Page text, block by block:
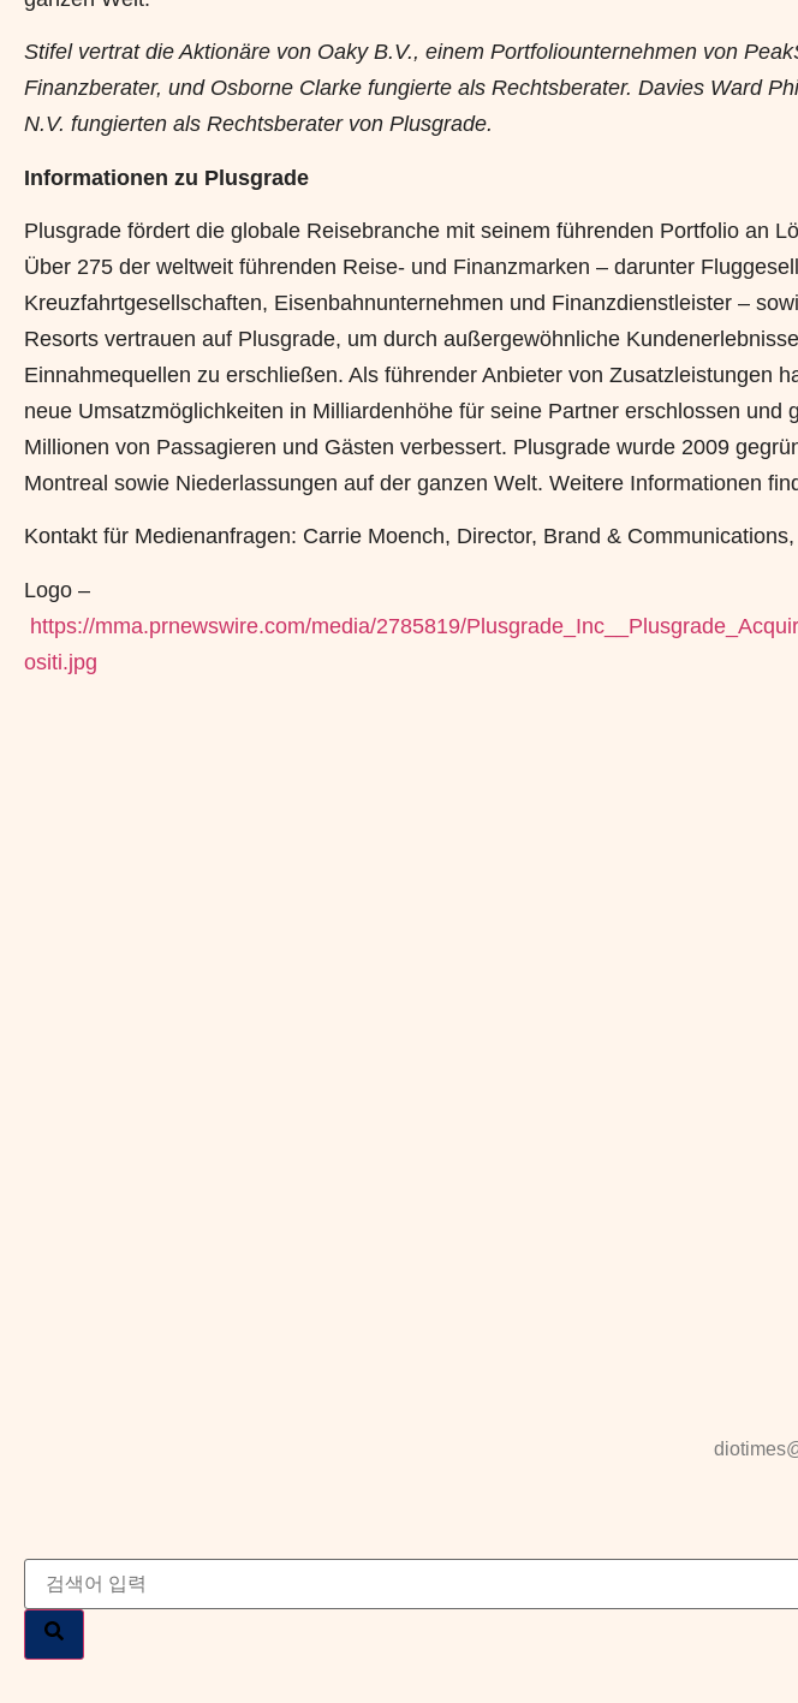
Stifel vertrat die Aktionäre von Oaky B.V., einem Portfoliounternehmen von
Finanzberater, und Osborne Clarke fungierte als Rechtsberater. Davies Ward
N.V. fungierten als Rechtsberater von Plusgrade.
Informationen zu Plusgrade
Plusgrade fördert die globale Reisebranche mit seinem führenden Portfolio an
Über 275 der weltweit führenden Reise- und Finanzmarken – darunter
Kreuzfahrtgesellschaften, Eisenbahnunternehmen und Finanzdienstleister –
Resorts vertrauen auf Plusgrade, um durch außergewöhnliche
Einnahmequellen zu erschließen. Als führender Anbieter von Zusatzleistungen
neue Umsatzmöglichkeiten in Milliardenhöhe für seine Partner erschlossen und
Millionen von Passagieren und Gästen verbessert. Plusgrade wurde 2009
Montreal sowie Niederlassungen auf der ganzen Welt. Weitere Informationen
Kontakt für Medienanfragen: Carrie Moench, Director, Brand &
Logo –
https://mma.prnewswire.com/media/2785819/
ositi.jpg